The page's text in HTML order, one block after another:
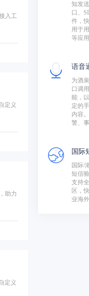
入工
定义
助力
定义
知发
口、
件，
用于
等应
语音
为酒
口调
能，
定的
内容
警、
国际
国际/
短信
支持
区，
业海